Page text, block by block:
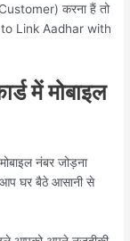
करना हैं तो
to Link Aadhar with
में मोबाइल
नंबर जोड़ना
आप घर बैठे आसानी से